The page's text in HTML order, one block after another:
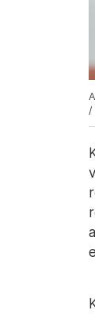
/